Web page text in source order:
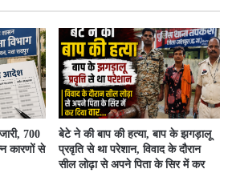
700
कारणों से
बेटे ने की बाप की हत्या, बाप के झगड़ालू
प्रवृति से था परेशान, विवाद के दौरान
सील लोढ़ा से अपने पिता के सिर में कर